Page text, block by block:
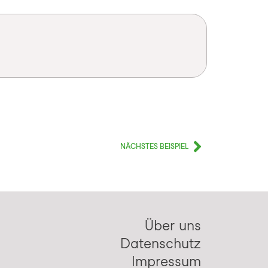
NÄCHSTES BEISPIEL
Über uns
Datenschutz
Impressum